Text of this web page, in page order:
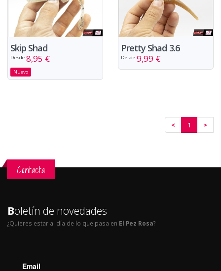
Skip Shad
Desde 8,95 €
Nuevo
Pretty Shad 3.6
Desde 9,99 €
< 1 >
Contacta
Boletín de novedades
¿Quieres estar al día de lo que pasa en El Pez Rosa?